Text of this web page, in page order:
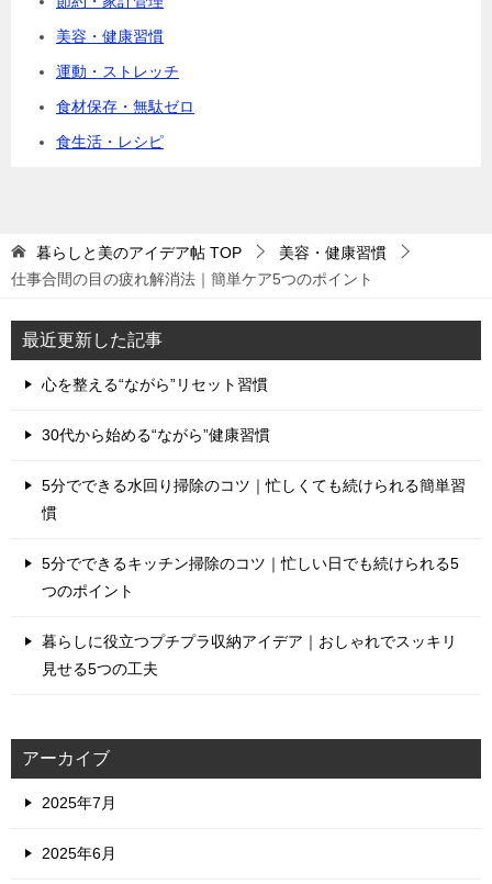
美容・健康習慣
運動・ストレッチ
食材保存・無駄ゼロ
食生活・レシピ
暮らしと美のアイデア帖 TOP
美容・健康習慣
仕事合間の目の疲れ解消法｜簡単ケア5つのポイント
最近更新した記事
心を整える“ながら”リセット習慣
30代から始める“ながら”健康習慣
5分でできる水回り掃除のコツ｜忙しくても続けられる簡単習
慣
5分でできるキッチン掃除のコツ｜忙しい日でも続けられる5
つのポイント
暮らしに役立つプチプラ収納アイデア｜おしゃれでスッキリ
見せる5つの工夫
アーカイブ
2025年7月
2025年6月